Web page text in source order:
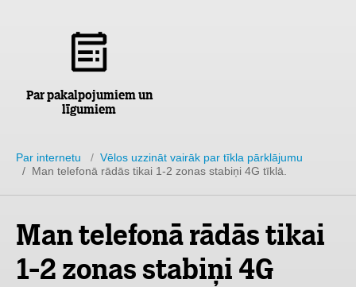
Par pakalpojumiem un
līgumiem
Par internetu / Vēlos uzzināt vairāk par tīkla pārklājumu
/ Man telefonā rādās tikai 1-2 zonas stabiņi 4G tīklā.
Man telefonā rādās tikai
1-2 zonas stabiņi 4G